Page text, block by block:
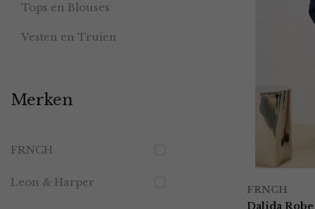
FRNCH
Dalida Robe
Tops en Blouses
Vesten en Truien
Merken
FRNCH
Leon & Harper